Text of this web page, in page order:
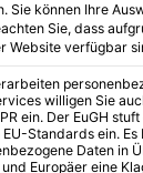
Hydra“ – Ein
Sie können Ihre
Sie, dass
Website verfügbar
willigen Sie
ein. Der EuGH
Standards ein.
Daten in
Europäer eine